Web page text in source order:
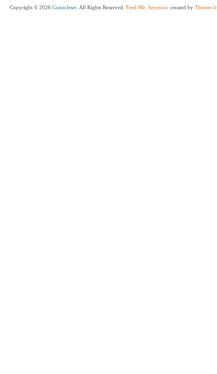
Copyright © 2026 Comicleser. All Rights Reserved. Feed Me, Seymour created by Themes